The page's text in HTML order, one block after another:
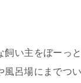
い主をぼーっ
呂場にまでつ